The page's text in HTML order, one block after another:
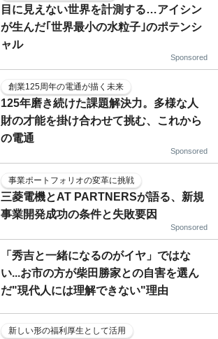
目に見えない世界を計測する…アイシン
が生んだ｢世界最小の水粒子｣のポテンシ
ャル
Sponsored
創業125周年の電通が描く未来
125年磨き続けた課題解決力。多様な人
財の才能を掛け合わせて挑む、これから
の電通
Sponsored
事業ポートフォリオの変革に挑戦
三菱電機とAT PARTNERSが語る、新規
事業開発成功の条件と失敗要因
Sponsored
「秀吉と一緒になるのがイヤ」ではな
い...お市の方が柴田勝家との自害を選ん
だ"現代人には理解できない"理由
新しい形の福利厚生として活用